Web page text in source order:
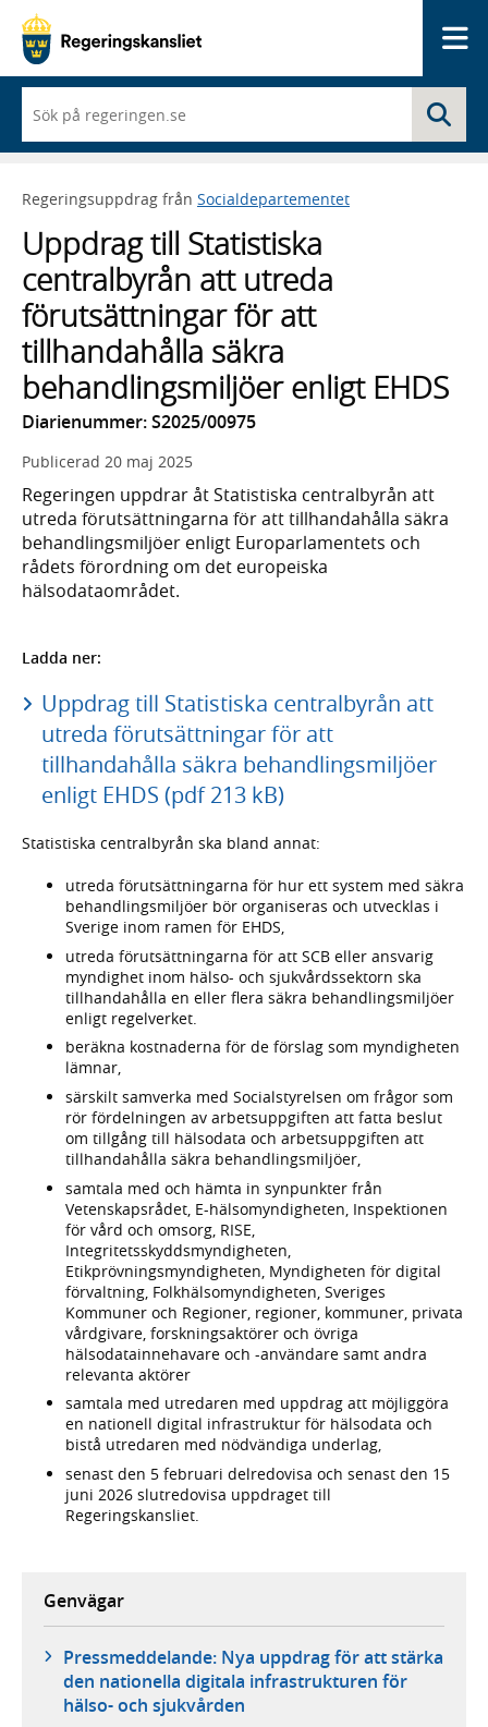
du
börjar
skriva
framträder
lista
med
sökförslag
Regeringsuppdrag från Socialdepartementet
Uppdrag till Statistiska
centralbyrån att utreda
förutsättningar för att
tillhandahålla säkra
behandlingsmiljöer enligt EHDS
Diarienummer: S2025/00975
Publicerad 20 maj 2025
Regeringen uppdrar åt Statistiska centralbyrån att
utreda förutsättningarna för att tillhandahålla säkra
behandlingsmiljöer enligt Europarlamentets och
rådets förordning om det europeiska
hälsodataområdet.
Ladda ner:
Uppdrag till Statistiska centralbyrån att
utreda förutsättningar för att
tillhandahålla säkra behandlingsmiljöer
enligt EHDS (pdf 213 kB)
Statistiska centralbyrån ska bland annat:
utreda förutsättningarna för hur ett system med säkra
behandlingsmiljöer bör organiseras och utvecklas i
Sverige inom ramen för EHDS,
utreda förutsättningarna för att SCB eller ansvarig
myndighet inom hälso- och sjukvårdssektorn ska
tillhandahålla en eller flera säkra behandlingsmiljöer
enligt regelverket.
beräkna kostnaderna för de förslag som myndigheten
lämnar,
särskilt samverka med Socialstyrelsen om frågor som
rör fördelningen av arbetsuppgiften att fatta beslut
om tillgång till hälsodata och arbetsuppgiften att
tillhandahålla säkra behandlingsmiljöer,
samtala med och hämta in synpunkter från
Vetenskapsrådet, E-hälsomyndigheten, Inspektionen
för vård och omsorg, RISE,
Integritetsskyddsmyndigheten,
Etikprövningsmyndigheten, Myndigheten för digital
förvaltning, Folkhälsomyndigheten, Sveriges
Kommuner och Regioner, regioner, kommuner, privata
vårdgivare, forskningsaktörer och övriga
hälsodatainnehavare och -användare samt andra
relevanta aktörer
samtala med utredaren med uppdrag att möjliggöra
en nationell digital infrastruktur för hälsodata och
bistå utredaren med nödvändiga underlag,
senast den 5 februari delredovisa och senast den 15
juni 2026 slutredovisa uppdraget till
Regeringskansliet.
Genvägar
Pressmeddelande: Nya uppdrag för att stärka
den nationella digitala infrastrukturen för
hälso- och sjukvården